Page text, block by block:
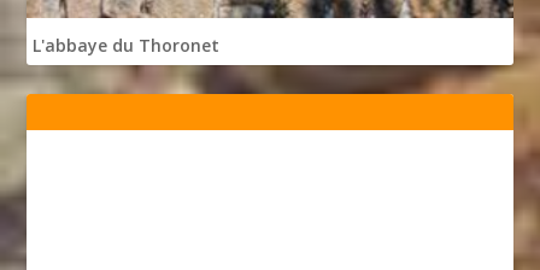
L'abbaye du Thoronet